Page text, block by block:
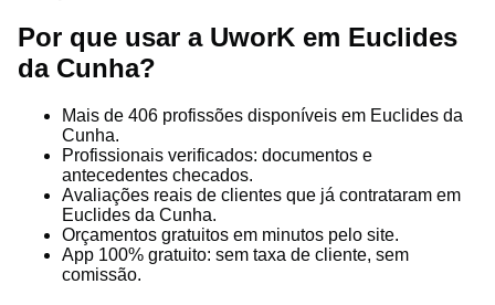
Por que usar a UworK em Euclides
da Cunha?
Mais de 406 profissões disponíveis em Euclides da
Cunha.
Profissionais verificados: documentos e
antecedentes checados.
Avaliações reais de clientes que já contrataram em
Euclides da Cunha.
Orçamentos gratuitos em minutos pelo site.
App 100% gratuito: sem taxa de cliente, sem
comissão.